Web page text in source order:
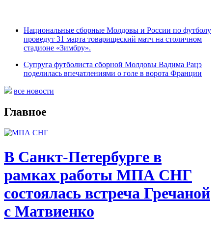
Национальные сборные Молдовы и России по футболу
проведут 31 марта товарищеский матч на столичном
стадионе «Зимбру».
Супруга футболиста сборной Молдовы Вадима Рацэ
поделилась впечатлениями о голе в ворота Франции
все новости
Главное
В Санкт-Петербурге в
рамках работы МПА СНГ
состоялась встреча Гречаной
с Матвиенко